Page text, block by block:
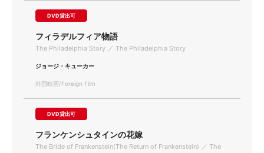
DVD貸出可
フィラデルフィア物語
The Philadelphia Story ／ The Philadelphia Story
ジョージ・キューカー
外国映画/Foreign Film
DVD貸出可
フランケンシュタインの花嫁
The Bride of Frankenstein(The Return of Frankenstein) ／ The